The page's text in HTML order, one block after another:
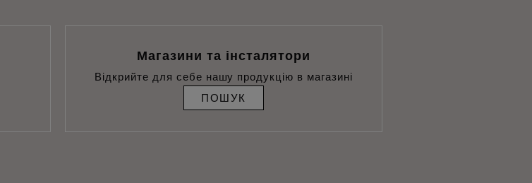
Магазини та інсталятори
Відкрийте для себе нашу продукцію в магазині
ПОШУК